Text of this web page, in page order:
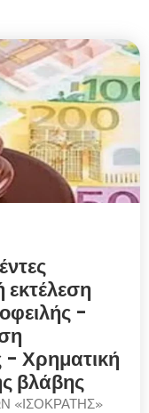
-
- Χρηματική
βλάβης
«ΙΣΟΚΡΑΤΗΣ»